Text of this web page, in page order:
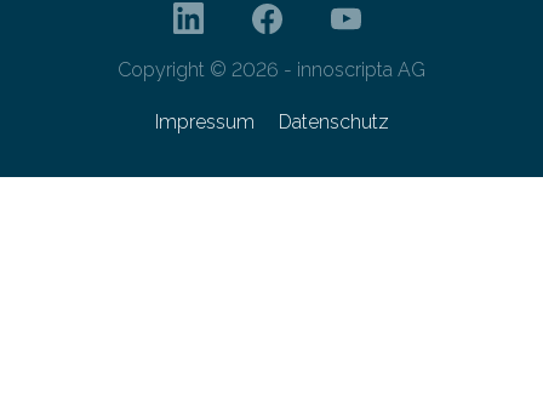
Copyright © 2026 - innoscripta AG
Impressum Datenschutz